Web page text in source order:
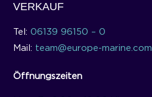
VERKAUF
Tel:06139 96150 – 0
Mail: team@europe-marine.com
Öffnungszeiten